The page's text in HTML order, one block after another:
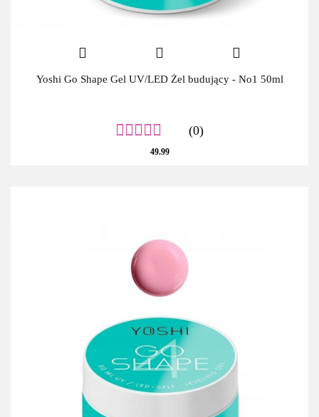
Yoshi Go Shape Gel UV/LED Żel budujący - No1 50ml
(0)
49.99